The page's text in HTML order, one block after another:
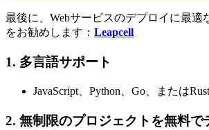
最後に、Webサービスのデプロイに最適
をお勧めします： Leapcell
1. 多言語サポート
JavaScript、Python、Go、または
2. 無制限のプロジェクトを無料で